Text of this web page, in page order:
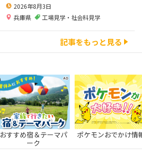
2026年8月3日
兵庫県
工場見学・社会科見学
記事をもっと見る
おすすめ宿＆テーマパ
ーク
ポケモンおでかけ情